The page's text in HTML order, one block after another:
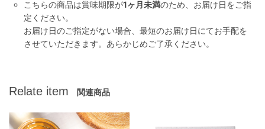
こちらの商品は賞味期限が1ヶ月未満のため、お届け日をご指
定ください。
お届け日のご指定がない場合、最短のお届け日にてお手配を
させていただきます。あらかじめご了承ください。
Relate item 関連商品